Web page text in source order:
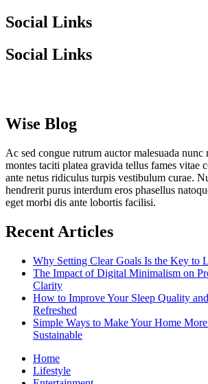
Social Links
Social Links
Wise Blog
Ac sed congue rutrum auctor malesuada nunc
montes taciti platea gravida tellus fames vitae
ante netus ridiculus turpis vestibulum curae.
hendrerit purus interdum eros phasellus
eget morbi dis ante lobortis facilisi.
Recent Articles
Why Setting Clear Goals Is the Key to
The Impact of Digital Minimalism on
Clarity
How to Improve Your Sleep Quality
Refreshed
Simple Ways to Make Your Home
Sustainable
Home
Lifestyle